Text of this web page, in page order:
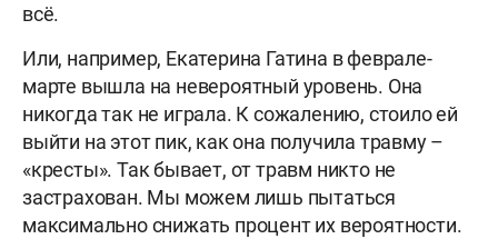
всё.
Или, например, Екатерина Гатина в феврале-
марте вышла на невероятный уровень. Она
никогда так не играла. К сожалению, стоило ей
выйти на этот пик, как она получила травму –
«кресты». Так бывает, от травм никто не
застрахован. Мы можем лишь пытаться
максимально снижать процент их вероятности.